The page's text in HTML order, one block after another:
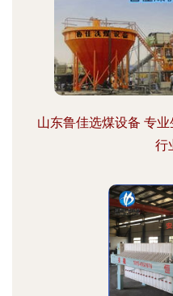
山东鲁佳选煤设备 专
行